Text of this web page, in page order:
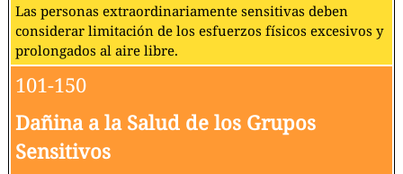
Las personas extraordinariamente sensitivas deben
considerar limitación de los esfuerzos físicos excesivos y
prolongados al aire libre.
101-150
Dañina a la Salud de los Grupos
Sensitivos